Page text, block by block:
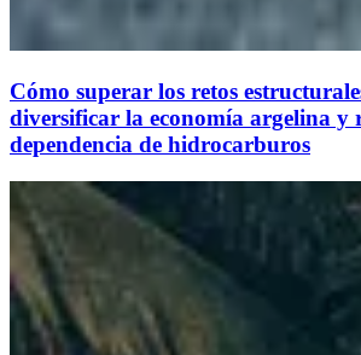
Cómo superar los retos
diversificar la economía argelina y
dependencia de hidrocarburos